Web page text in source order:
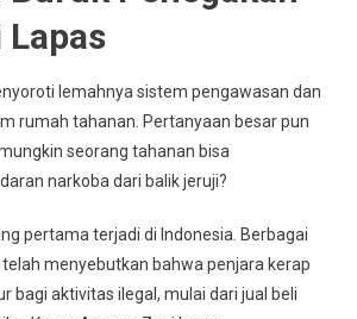
lemahnya sistem pengawasan dan
rumah tahanan. Pertanyaan besar pun
seorang tahanan bisa
narkoba dari balik jeruji?
pertama terjadi di Indonesia. Berbagai
menyebutkan bahwa penjara kerap
bagi aktivitas ilegal, mulai dari jual beli